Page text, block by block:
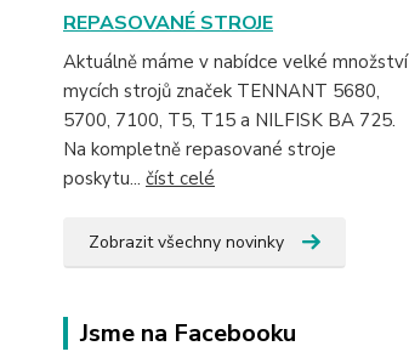
REPASOVANÉ STROJE
Aktuálně máme v nabídce velké množství
mycích strojů značek TENNANT 5680,
5700, 7100, T5, T15 a NILFISK BA 725.
Na kompletně repasované stroje
poskytu... číst celé
Zobrazit všechny novinky
Jsme na Facebooku